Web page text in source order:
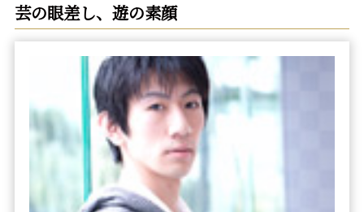
芸の眼差し、遊の素顔